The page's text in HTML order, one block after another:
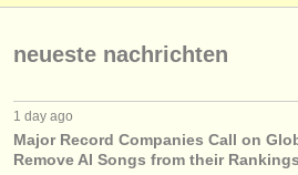
verlage:
anzeige veröffentlichen
find out about ourATS
ATSfaq
neueste nachrichten
1 day ago
Major Record Companies Call on
Remove AI Songs from their Rankings